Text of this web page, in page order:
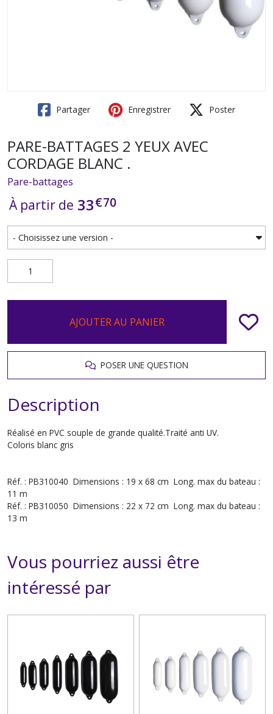
Partager Enregistrer Poster
PARE-BATTAGES 2 YEUX AVEC
CORDAGE BLANC .
Pare-battages
À partir de 33€70
AJOUTER AU PANIER
POSER UNE QUESTION
Description
Réalisé en PVC souple de grande qualité.Traité anti UV.
Coloris blanc gris
Réf. : PB310040 Dimensions : 19 x 68 cm Long. max du bateau :
11 m
Réf. : PB310050 Dimensions : 22 x 72 cm Long. max du bateau :
13 m
Vous pourriez aussi être
intéressé par